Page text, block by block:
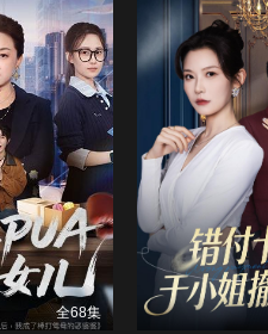
全68集